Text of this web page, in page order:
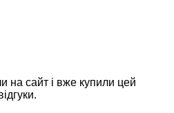
на сайт і вже купили цей